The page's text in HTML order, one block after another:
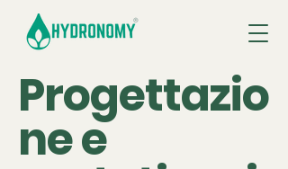
Progettazio
ne e